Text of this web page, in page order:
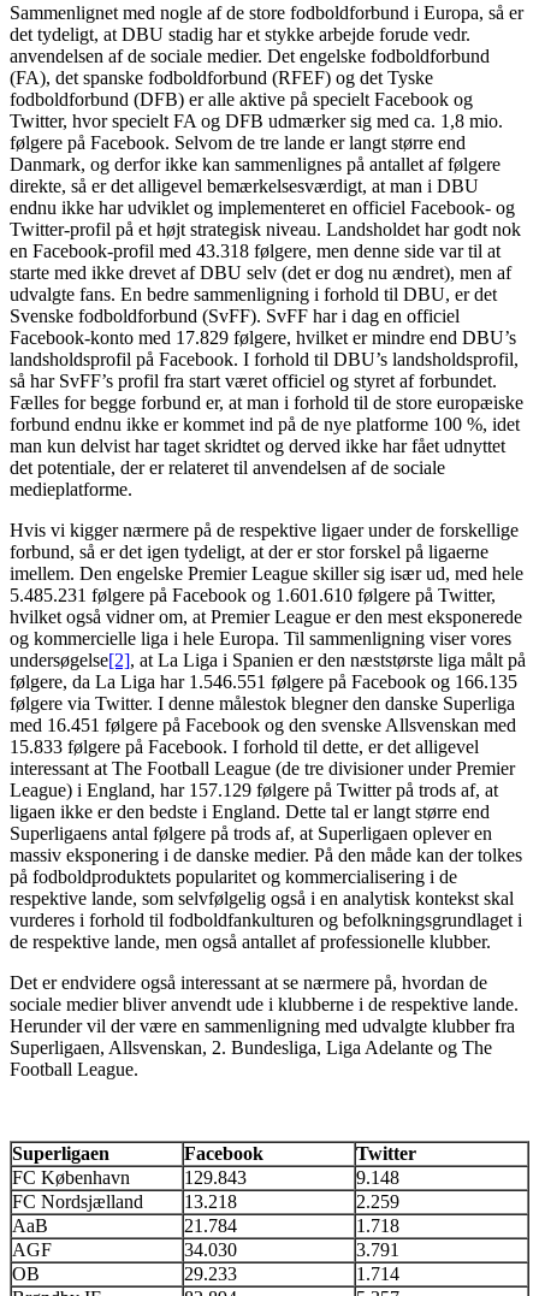
Sammenlignet med nogle af de store fodboldforbund i Europa, så er
det tydeligt, at DBU stadig har et stykke arbejde forude vedr.
anvendelsen af de sociale medier. Det engelske fodboldforbund
(FA), det spanske fodboldforbund (RFEF) og det Tyske
fodboldforbund (DFB) er alle aktive på specielt Facebook og
Twitter, hvor specielt FA og DFB udmærker sig med ca. 1,8 mio.
følgere på Facebook. Selvom de tre lande er langt større end
Danmark, og derfor ikke kan sammenlignes på antallet af følgere
direkte, så er det alligevel bemærkelsesværdigt, at man i DBU
endnu ikke har udviklet og implementeret en officiel Facebook- og
Twitter-profil på et højt strategisk niveau. Landsholdet har godt nok
en Facebook-profil med 43.318 følgere, men denne side var til at
starte med ikke drevet af DBU selv (det er dog nu ændret), men af
udvalgte fans. En bedre sammenligning i forhold til DBU, er det
Svenske fodboldforbund (SvFF). SvFF har i dag en officiel
Facebook-konto med 17.829 følgere, hvilket er mindre end DBU’s
landsholdsprofil på Facebook. I forhold til DBU’s landsholdsprofil,
så har SvFF’s profil fra start været officiel og styret af forbundet.
Fælles for begge forbund er, at man i forhold til de store europæiske
forbund endnu ikke er kommet ind på de nye platforme 100 %, idet
man kun delvist har taget skridtet og derved ikke har fået udnyttet
det potentiale, der er relateret til anvendelsen af de sociale
medieplatforme.
Hvis vi kigger nærmere på de respektive ligaer under de forskellige
forbund, så er det igen tydeligt, at der er stor forskel på ligaerne
imellem. Den engelske Premier League skiller sig især ud, med hele
5.485.231 følgere på Facebook og 1.601.610 følgere på Twitter,
hvilket også vidner om, at Premier League er den mest eksponerede
og kommercielle liga i hele Europa. Til sammenligning viser vores
undersøgelse[2], at La Liga i Spanien er den næststørste liga målt på
følgere, da La Liga har 1.546.551 følgere på Facebook og 166.135
følgere via Twitter. I denne målestok blegner den danske Superliga
med 16.451 følgere på Facebook og den svenske Allsvenskan med
15.833 følgere på Facebook. I forhold til dette, er det alligevel
interessant at The Football League (de tre divisioner under Premier
League) i England, har 157.129 følgere på Twitter på trods af, at
ligaen ikke er den bedste i England. Dette tal er langt større end
Superligaens antal følgere på trods af, at Superligaen oplever en
massiv eksponering i de danske medier. På den måde kan der tolkes
på fodboldproduktets popularitet og kommercialisering i de
respektive lande, som selvfølgelig også i en analytisk kontekst skal
vurderes i forhold til fodboldfankulturen og befolkningsgrundlaget i
de respektive lande, men også antallet af professionelle klubber.
Det er endvidere også interessant at se nærmere på, hvordan de
sociale medier bliver anvendt ude i klubberne i de respektive lande.
Herunder vil der være en sammenligning med udvalgte klubber fra
Superligaen, Allsvenskan, 2. Bundesliga, Liga Adelante og The
Football League.
Superligaen Facebook
Twitter
FC København
129.843
9.148
FC Nordsjælland
13.218
2.259
AaB
21.784
1.718
AGF
34.030
3.791
OB
29.233
1.714